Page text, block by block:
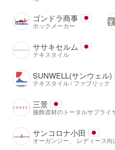
ゴンドラ商事
ホックメーカー
ササキセルム
テキスタイル
SUNWELL(サンウェル)
テキスタイル / ファブリック
三景
服飾資材のトータルサプライ
サンコロナ小田
オーガンジー、 レディース向